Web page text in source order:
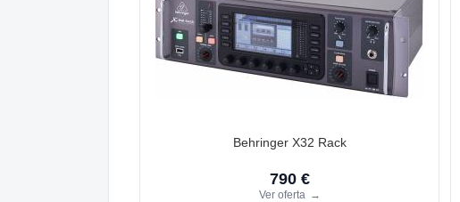
Behringer X32 Rack
790 €
Ver oferta →